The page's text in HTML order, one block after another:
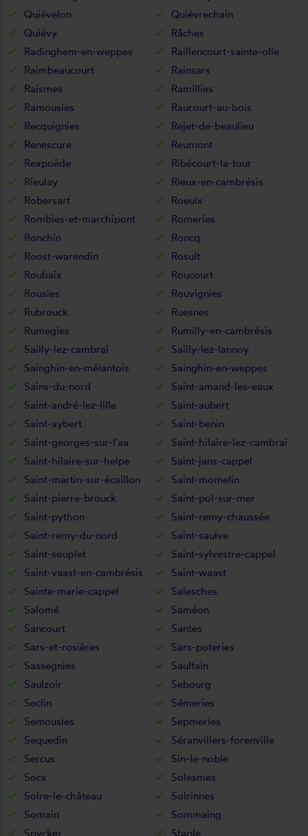
Quiévelon
Quiévrechain
Quiévy
Râches
Radinghem-en-weppes
Raillencourt-sainte-olle
Raimbeaucourt
Rainsars
Raismes
Ramillies
Ramousies
Raucourt-au-bois
Recquignies
Rejet-de-beaulieu
Renescure
Reumont
Rexpoëde
Ribécourt-la-tour
Rieulay
Rieux-en-cambrésis
Robersart
Roeulx
Rombies-et-marchipont
Romeries
Ronchin
Roncq
Roost-warendin
Rosult
Roubaix
Roucourt
Rousies
Rouvignies
Rubrouck
Ruesnes
Rumegies
Rumilly-en-cambrésis
Sailly-lez-cambrai
Sailly-lez-lannoy
Sainghin-en-mélantois
Sainghin-en-weppes
Sains-du-nord
Saint-amand-les-eaux
Saint-andré-lez-lille
Saint-aubert
Saint-aybert
Saint-benin
Saint-georges-sur-l'aa
Saint-hilaire-lez-cambrai
Saint-hilaire-sur-helpe
Saint-jans-cappel
Saint-martin-sur-écaillon
Saint-momelin
Saint-pierre-brouck
Saint-pol-sur-mer
Saint-python
Saint-remy-chaussée
Saint-remy-du-nord
Saint-saulve
Saint-souplet
Saint-sylvestre-cappel
Saint-vaast-en-cambrésis
Saint-waast
Sainte-marie-cappel
Salesches
Salomé
Saméon
Sancourt
Santes
Sars-et-rosières
Sars-poteries
Sassegnies
Saultain
Saulzoir
Sebourg
Seclin
Sémeries
Semousies
Sepmeries
Sequedin
Séranvillers-forenville
Sercus
Sin-le-noble
Socx
Solesmes
Solre-le-château
Solrinnes
Somain
Sommaing
Spycker
Staple